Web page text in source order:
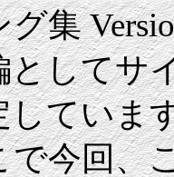
グ集
としてサ
していま
で今回、